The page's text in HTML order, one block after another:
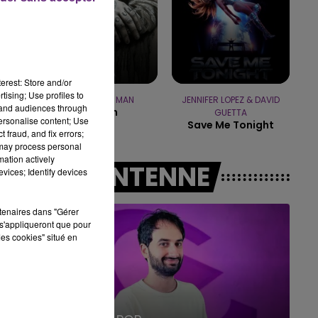
19h00 - 19h15
LA POP MACHINE - CHAMPAGNE FM
RAG'N'BONE MAN
Human
JENNIFER LOPEZ & DAVID
GUETTA
Save Me Tonight
A L'ANTENNE
Store and/or
Use profiles to
audiences through
content; Use
fraud, and fix errors;
process personal
actively
Identify devices
dans "Gérer
que pour
cookies" situé en